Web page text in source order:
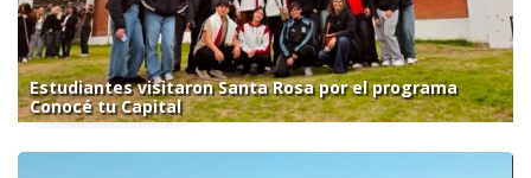
Estudiantes visitaron Santa Rosa por el programa
Conocé tu Capital